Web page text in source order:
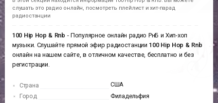
слушать это радио онлайн, посмотреть плейлист и хит-парад
радиостанции
100 Hip Hop & Rnb - Популярное онлайн радио РнБ и Хип-хоп
музыки. Слушайте прямой эфир радиостанции 100 Hip Hop & Rnb
онлайн на нашем сайте, в отличном качестве, бесплатно и без
регистрации.
Страна
США
Город
Филадельфия